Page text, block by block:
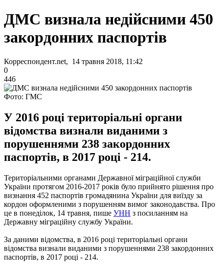
ДМС визнала недійсними 450
закордонних паспортів
Корреспондент.net, 14 травня 2018, 11:42
0
446
Фото: ГМС
У 2016 році територіальні органи
відомства визнали виданими з
порушеннями 238 закордонних
паспортів, в 2017 році - 214.
Територіальними органами Державної міграційної служби
України протягом 2016-2017 років було прийнято рішення про
визнання 452 паспортів громадянина України для виїзду за
кордон оформленими з порушенням вимог законодавства. Про
це в понеділок, 14 травня, пише УНН з посиланням на
Державну міграційну службу України.
За даними відомства, в 2016 році територіальні органи
відомства визнали виданими з порушеннями 238 закордонних
паспортів, в 2017 році - 214.